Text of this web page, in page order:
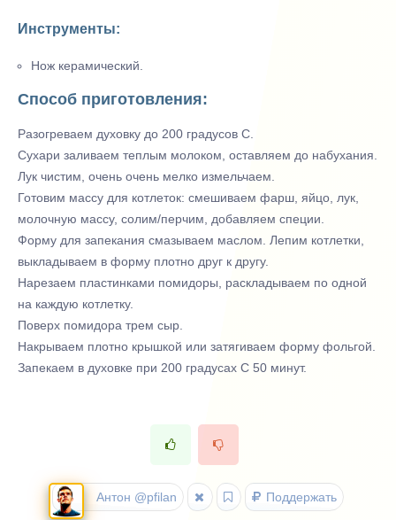
Инструменты:
Нож керамический.
Способ приготовления:
Разогреваем духовку до 200 градусов С.
Сухари заливаем теплым молоком, оставляем до набухания.
Лук чистим, очень очень мелко измельчаем.
Готовим массу для котлеток: смешиваем фарш, яйцо, лук,
молочную массу, солим/перчим, добавляем специи.
Форму для запекания смазываем маслом. Лепим котлетки,
выкладываем в форму плотно друг к другу.
Нарезаем пластинками помидоры, раскладываем по одной
на каждую котлетку.
Поверх помидора трем сыр.
Накрываем плотно крышкой или затягиваем форму фольгой.
Запекаем в духовке при 200 градусах С 50 минут.
Антон @pfilan Поддержать